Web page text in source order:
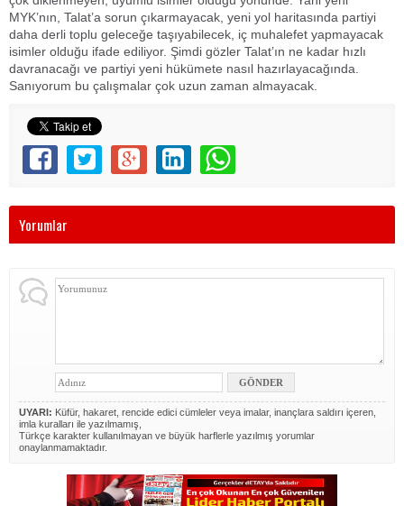
MYK’nın, Talat’a sorun çıkarmayacak, yeni yol haritasında partiyi
daha derli toplu geleceğe taşıyabilecek, iç muhalefet yapmayacak
isimler olduğu ifade ediliyor. Şimdi gözler Talat’ın ne kadar hızlı
davranacağı ve partiyi yeni hükümete nasıl hazırlayacağında.
Sanıyorum bu çalışmalar çok uzun zaman almayacak.
Yorumlar
UYARI: Küfür, hakaret, rencide edici cümleler veya imalar, inançlara saldırı içeren,
imla kuralları ile yazılmamış,
Türkçe karakter kullanılmayan ve büyük harflerle yazılmış yorumlar
onaylanmamaktadır.